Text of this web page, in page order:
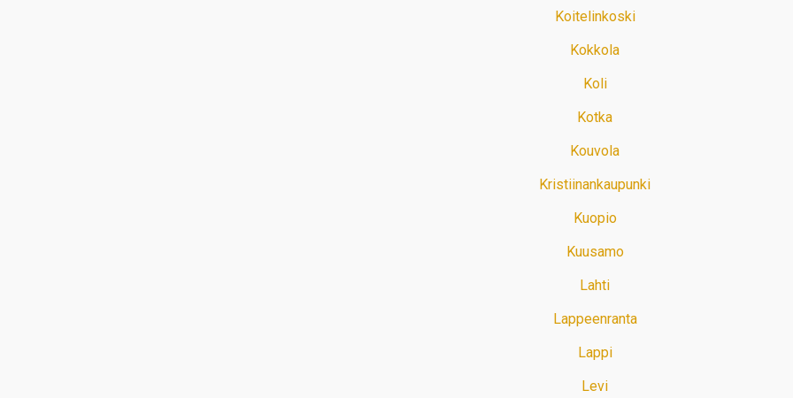
Koitelinkoski
Kokkola
Koli
Kotka
Kouvola
Kristiinankaupunki
Kuopio
Kuusamo
Lahti
Lappeenranta
Lappi
Levi